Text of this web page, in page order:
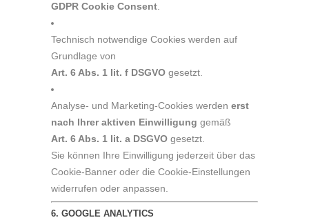
GDPR Cookie Consent.
Technisch notwendige Cookies werden auf
Grundlage von
Art. 6 Abs. 1 lit. f DSGVO gesetzt.
Analyse- und Marketing-Cookies werden erst
nach Ihrer aktiven Einwilligung gemäß
Art. 6 Abs. 1 lit. a DSGVO gesetzt.
Sie können Ihre Einwilligung jederzeit über das
Cookie-Banner oder die Cookie-Einstellungen
widerrufen oder anpassen.
6. GOOGLE ANALYTICS